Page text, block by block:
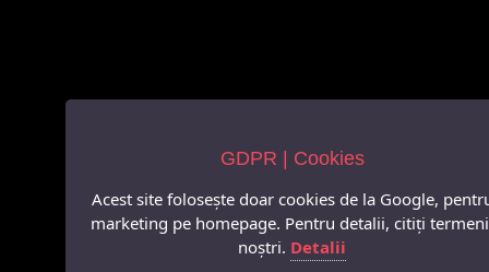
GDPR | Cookies
Acest site folosește doar cookies de la Google,
marketing pe homepage. Pentru detalii, citiți
noștri. Detalii